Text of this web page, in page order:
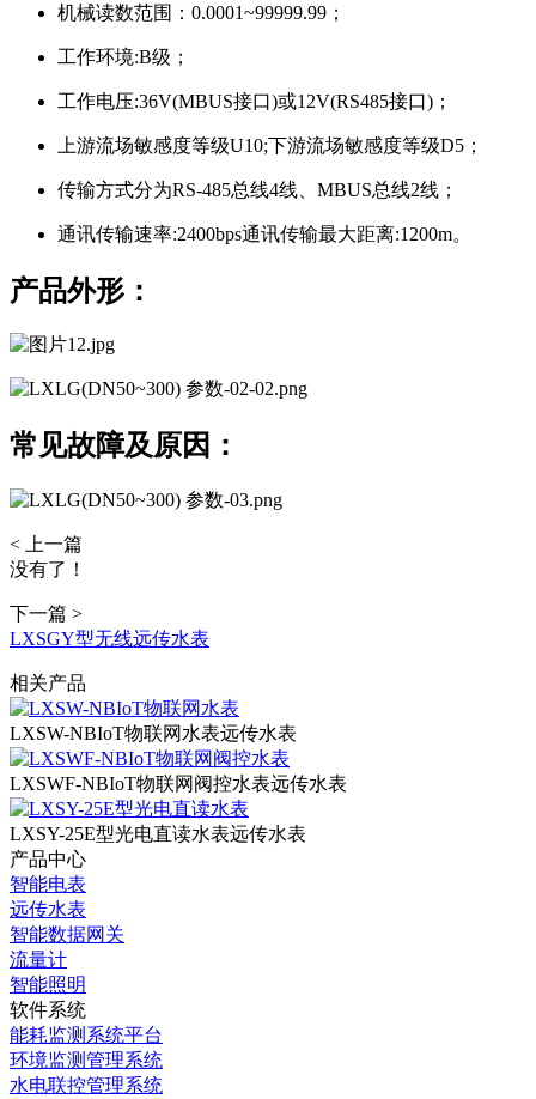
机械读数范围：0.0001~99999.99；
工作环境:B级；
工作电压:36V(MBUS接口)或12V(RS485接口)；
上游流场敏感度等级U10;下游流场敏感度等级D5；
传输方式分为RS-485总线4线、MBUS总线2线；
通讯传输速率:2400bps通讯传输最大距离:1200m。
产品外形：
常见故障及原因：
< 上一篇
没有了！
下一篇 >
LXSGY型无线远传水表
相关产品
LXSW-NBIoT物联网水表远传水表
LXSWF-NBIoT物联网阀控水表远传水表
LXSY-25E型光电直读水表远传水表
产品中心
智能电表
远传水表
智能数据网关
流量计
智能照明
软件系统
能耗监测系统平台
环境监测管理系统
水电联控管理系统